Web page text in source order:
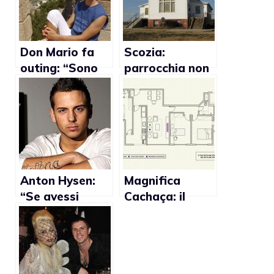
Don Mario fa
outing: “Sono
Scozia:
parrocchia non
sacerdoti gay si
dicharino
Anton Hysen:
“Se avessi
fatto coming
out in una
nazione
cattolica come
Magnifica
Cachaça: il